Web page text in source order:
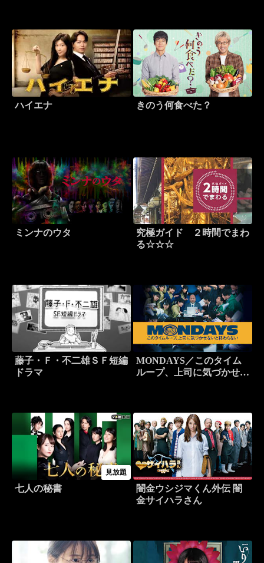
ハイエナ きのう何食べた？
ミンナのウタ
究極ガイド ２時間でまわ
る☆☆☆
藤子・Ｆ・不二雄ＳＦ短編
ドラマ
MONDAYS／このタイム
ループ、上司に気づかせな
見放題
七人の秘書
闇金ウシジマくん外伝 闇
金サイハラさん